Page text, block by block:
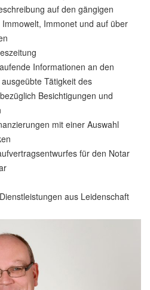
auf den gängigen
Immonet und auf über
Informationen an den
Tätigkeit des
Besichtigungen und
mit einer Auswahl
für den Notar
aus Leidenschaft